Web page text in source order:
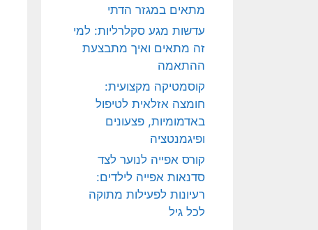
מתאים במגזר הדתי
עדשות מגע סקלרליות: למי
זה מתאים ואיך מתבצעת
ההתאמה
קוסמטיקה מקצועית:
חומצה אזלאית לטיפול
באדמומיות, פצעונים
ופיגמנטציה
קורס אפייה לנוער לצד
סדנאות אפייה לילדים:
רעיונות לפעילות מתוקה
לכל גיל